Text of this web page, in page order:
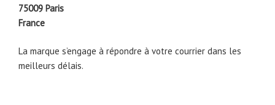
75009 Paris
France
La marque s’engage à répondre à votre courrier dans les
meilleurs délais.